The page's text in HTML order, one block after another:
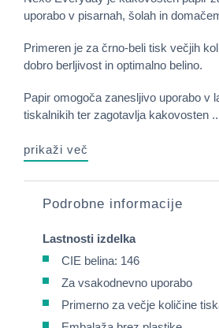
uporabo v pisarnah, šolah in
Primeren je za črno-beli tisk večjih
dobro berljivost in optimalno belino.
Papir omogoča zanesljivo uporabo v
tiskalnikih ter zagotavlja kakovosten
prikaži več
Podrobne informacije
Lastnosti izdelka
CIE belina: 146
Za vsakodnevno uporabo
Primerno za večje količine